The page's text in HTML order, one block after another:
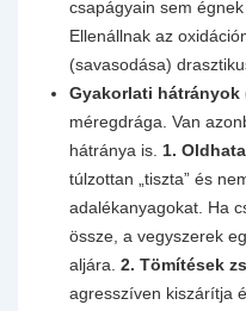
csapágyain sem
Ellenállnak az
(savasodása)
Gyakorlati hátrányok
méregdrága. Van
hátránya is. 1.
túlzottan „tiszta” és
adalékanyagokat. Ha
össze, a vegyszerek
aljára. 2. Tömítések
agresszíven kiszárítja